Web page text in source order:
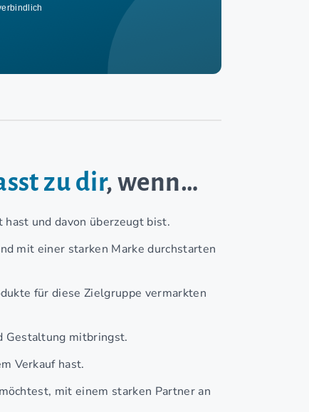
zu dir, wenn…
und davon überzeugt bist.
mit einer starken Marke durchstarten
für diese Zielgruppe vermarkten
Gestaltung mitbringst.
Verkauf hast.
mit einem starken Partner an